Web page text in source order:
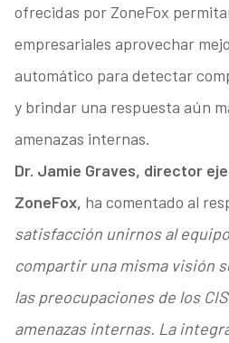
ofrecidas por ZoneFox
empresariales aprovechar
automático para detectar
y brindar una respuesta aún
amenazas internas.
Dr. Jamie Graves, director
ZoneFox, ha comentado al
satisfacción unirnos al
compartir una misma visión
las preocupaciones de los
amenazas internas. La